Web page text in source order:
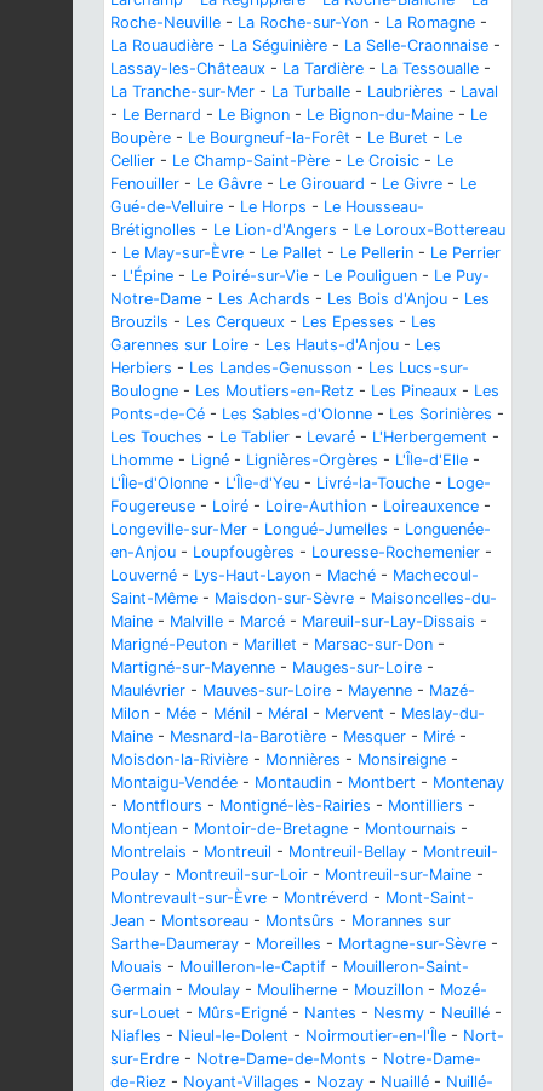
Roche-Neuville - La Roche-sur-Yon - La Romagne -
La Rouaudière - La Séguinière - La Selle-Craonnaise -
Lassay-les-Châteaux - La Tardière - La Tessoualle -
La Tranche-sur-Mer - La Turballe - Laubrières - Laval
- Le Bernard - Le Bignon - Le Bignon-du-Maine - Le
Boupère - Le Bourgneuf-la-Forêt - Le Buret - Le
Cellier - Le Champ-Saint-Père - Le Croisic - Le
Fenouiller - Le Gâvre - Le Girouard - Le Givre - Le
Gué-de-Velluire - Le Horps - Le Housseau-
Brétignolles - Le Lion-d'Angers - Le Loroux-Bottereau
- Le May-sur-Èvre - Le Pallet - Le Pellerin - Le Perrier
- L'Épine - Le Poiré-sur-Vie - Le Pouliguen - Le Puy-
Notre-Dame - Les Achards - Les Bois d'Anjou - Les
Brouzils - Les Cerqueux - Les Epesses - Les
Garennes sur Loire - Les Hauts-d'Anjou - Les
Herbiers - Les Landes-Genusson - Les Lucs-sur-
Boulogne - Les Moutiers-en-Retz - Les Pineaux - Les
Ponts-de-Cé - Les Sables-d'Olonne - Les Sorinières -
Les Touches - Le Tablier - Levaré - L'Herbergement -
Lhomme - Ligné - Lignières-Orgères - L'Île-d'Elle -
L'Île-d'Olonne - L'Île-d'Yeu - Livré-la-Touche - Loge-
Fougereuse - Loiré - Loire-Authion - Loireauxence -
Longeville-sur-Mer - Longué-Jumelles - Longuenée-
en-Anjou - Loupfougères - Louresse-Rochemenier -
Louverné - Lys-Haut-Layon - Maché - Machecoul-
Saint-Même - Maisdon-sur-Sèvre - Maisoncelles-du-
Maine - Malville - Marcé - Mareuil-sur-Lay-Dissais -
Marigné-Peuton - Marillet - Marsac-sur-Don -
Martigné-sur-Mayenne - Mauges-sur-Loire -
Maulévrier - Mauves-sur-Loire - Mayenne - Mazé-
Milon - Mée - Ménil - Méral - Mervent - Meslay-du-
Maine - Mesnard-la-Barotière - Mesquer - Miré -
Moisdon-la-Rivière - Monnières - Monsireigne -
Montaigu-Vendée - Montaudin - Montbert - Montenay
- Montflours - Montigné-lès-Rairies - Montilliers -
Montjean - Montoir-de-Bretagne - Montournais -
Montrelais - Montreuil - Montreuil-Bellay - Montreuil-
Poulay - Montreuil-sur-Loir - Montreuil-sur-Maine -
Montrevault-sur-Èvre - Montréverd - Mont-Saint-
Jean - Montsoreau - Montsûrs - Morannes sur
Sarthe-Daumeray - Moreilles - Mortagne-sur-Sèvre -
Mouais - Mouilleron-le-Captif - Mouilleron-Saint-
Germain - Moulay - Mouliherne - Mouzillon - Mozé-
sur-Louet - Mûrs-Erigné - Nantes - Nesmy - Neuillé -
Niafles - Nieul-le-Dolent - Noirmoutier-en-l'Île - Nort-
sur-Erdre - Notre-Dame-de-Monts - Notre-Dame-
de-Riez - Noyant-Villages - Nozay - Nuaillé - Nuillé-